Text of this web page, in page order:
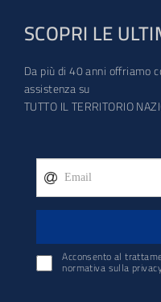
SCOPRI LE
Da più di 40 anni offriamo
assistenza su
TUTTO IL TERRITORIO
Acconsento al
normativa sulla